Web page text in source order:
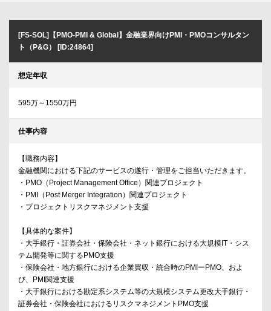
[FS-SOL]【PMO-PMI & Global】金融業界向けPMI・PMOコンサルタン
ト（P&G） [ID:24864]
想定年収
595万～1550万円
仕事内容
【職務内容】
金融機関における下記のサービスの遂行・管理をご担当いただきます。
・PMO（Project Management Office）関連プロジェクト
・PMI（Post Merger Integration）関連プロジェクト
・プロジェクトリスクマネジメント支援
【具体的な案件】
・大手銀行・証券会社・保険会社・ネット銀行における大規模IT・シス
テム開発等に関するPMO支援
・保険会社・地方銀行における企業買収・統合時のPMIーPMO、およ
び、PMI関連支援
・大手銀行における勘定系システム等の大規模システム更改大手銀行・
証券会社・保険会社におけるリスクマネジメントPMO支援